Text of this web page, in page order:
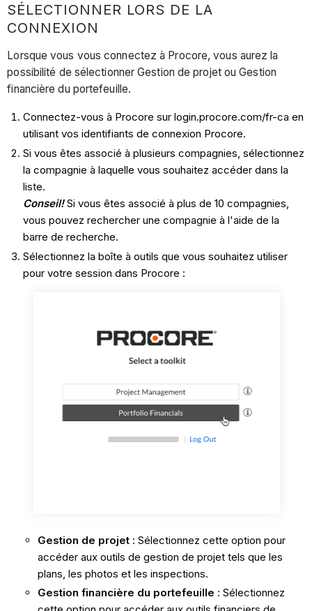
SÉLECTIONNER LORS DE LA
CONNEXION
Lorsque vous vous connectez à Procore, vous aurez la
possibilité de sélectionner Gestion de projet ou Gestion
financière du portefeuille.
Connectez-vous à Procore sur login.procore.com/fr-ca en
utilisant vos identifiants de connexion Procore.
Si vous êtes associé à plusieurs compagnies, sélectionnez
la compagnie à laquelle vous souhaitez accéder dans la
liste.
Conseil!Si vous êtes associé à plus de 10 compagnies,
vous pouvez rechercher une compagnie à l'aide de la
barre de recherche.
Sélectionnez la boîte à outils que vous souhaitez utiliser
pour votre session dans Procore :
Gestion de projet: Sélectionnez cette option pour
accéder aux outils de gestion de projet tels que les
plans, les photos et les inspections.
Gestion financière du portefeuille : Sélectionnez